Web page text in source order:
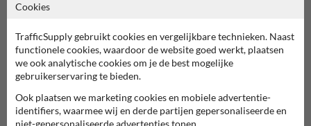
Huisnummerpaal met twee
nummers
nummer
Cookies
TrafficSupply gebruikt cookies en vergelijkbare technieken. Naast
functionele cookies, waardoor de website goed werkt, plaatsen
we ook analytische cookies om je de best mogelijke
gebruikerservaring te bieden.
Ook plaatsen we marketing cookies en mobiele advertentie-
identifiers, waarmee wij en derde partijen gepersonaliseerde en
niet-gepersonaliseerde advertenties tonen